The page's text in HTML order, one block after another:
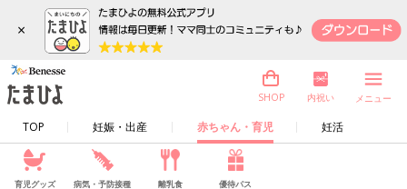
×
TOP 妊娠・出産 赤ちゃん・育児 妊活
SHOP 内祝い メニュー
育児グッズ 病気・予防接種 離乳食 優待パス